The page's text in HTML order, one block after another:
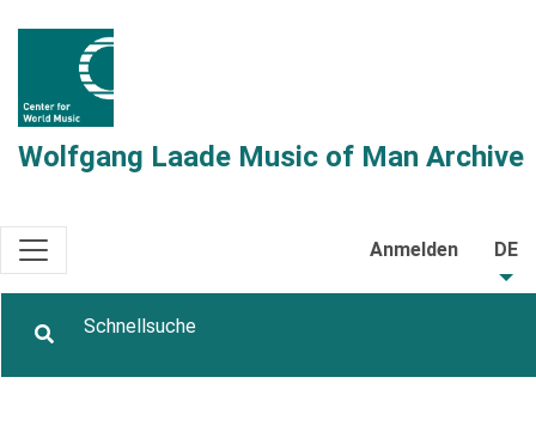
Wolfgang Laade Music of Man Archive
Anmelden DE